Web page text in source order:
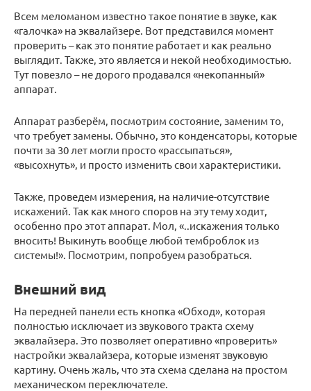
Всем меломаном известно такое понятие в звуке, как
«галочка» на эквалайзере. Вот представился момент
проверить – как это понятие работает и как реально
выглядит. Также, это является и некой необходимостью.
Тут повезло – не дорого продавался «некопанный»
аппарат.
Аппарат разберём, посмотрим состояние, заменим то,
что требует замены. Обычно, это конденсаторы, которые
почти за 30 лет могли просто «рассыпаться»,
«высохнуть», и просто изменить свои характеристики.
Также, проведем измерения, на наличие-отсутствие
искажений. Так как много споров на эту тему ходит,
особенно про этот аппарат. Мол, «..искажения только
вносить! Выкинуть вообще любой темброблок из
системы!». Посмотрим, попробуем разобраться.
Внешний вид
На передней панели есть кнопка «Обход», которая
полностью исключает из звукового тракта схему
эквалайзера. Это позволяет оперативно «проверить»
настройки эквалайзера, которые изменят звуковую
картину. Очень жаль, что эта схема сделана на простом
механическом переключателе.